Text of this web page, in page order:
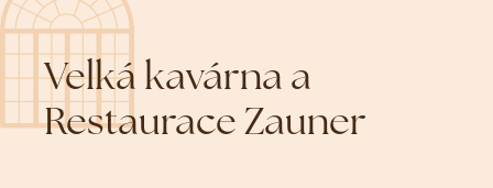
Velká kavárna a
Restaurace Zauner